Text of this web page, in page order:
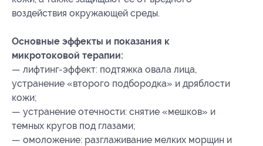
воздействия окружающей среды.
Основные эффекты и показания к
микротоковой терапии:
— лифтинг-эффект: подтяжка овала лица,
устранение «второго подбородка» и дряблости
кожи;
— устранение отечности: снятие «мешков» и
темных кругов под глазами;
— омоложение: разглаживание мелких морщин и